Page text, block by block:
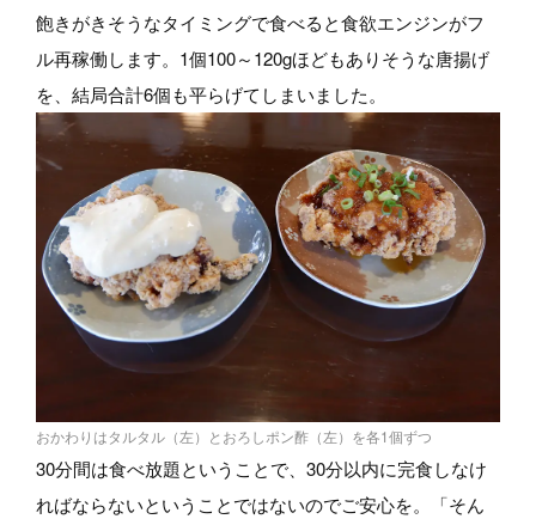
飽きがきそうなタイミングで食べると食欲エンジンがフ
ル再稼働します。1個100～120gほどもありそうな唐揚げ
を、結局合計6個も平らげてしまいました。
おかわりはタルタル（左）とおろしポン酢（左）を各1個ずつ
30分間は食べ放題ということで、30分以内に完食しなけ
ればならないということではないのでご安心を。「そん